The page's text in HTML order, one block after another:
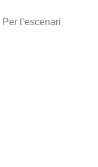
l’escenari